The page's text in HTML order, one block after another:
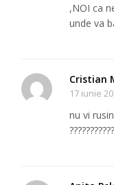
,NOI ca
unde va
Cristian
17 iunie
nu vi